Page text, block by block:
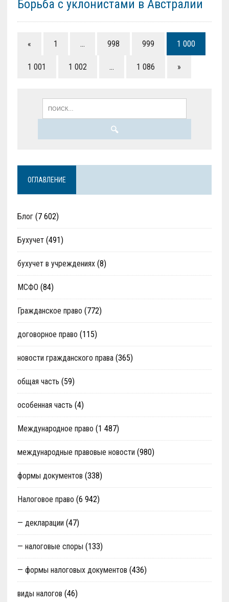
Борьба с уклонистами в Австралии
« 1 … 998 999 1 000
1 001 1 002 … 1 086 »
ОГЛАВЛЕНИЕ
Блог(7 602)
Бухучет(491)
бухучет в учреждениях(8)
МСФО (84)
Гражданское право (772)
договорное право (115)
новости гражданского права(365)
общая часть (59)
особенная часть (4)
Международное право (1 487)
международные правовые новости (980)
формы документов (338)
Налоговое право (6 942)
— декларации (47)
— налоговые споры (133)
— формы налоговых документов (436)
виды налогов (46)